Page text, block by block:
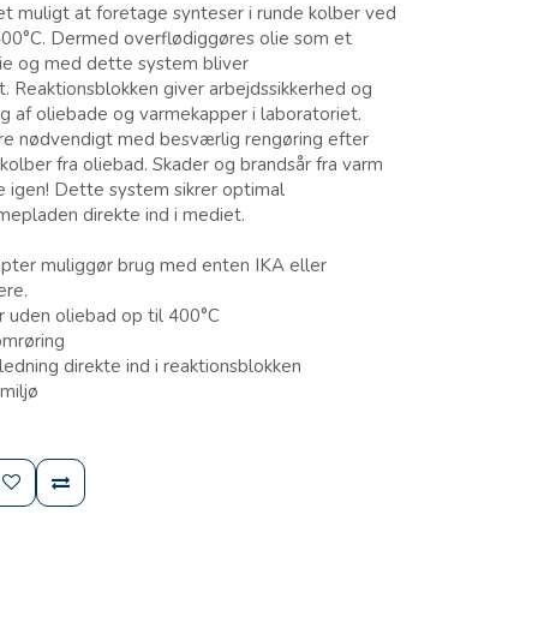
muligt at foretage synteser i runde kolber ved
Dermed overflødiggøres olie som et
og med dette system bliver
Reaktionsblokken giver arbejdssikkerhed og
af oliebade og varmekapper i laboratoriet.
nødvendigt med besværlig rengøring efter
fra oliebad. Skader og brandsår fra varm
igen! Dette system sikrer optimal
direkte ind i mediet.
muliggør brug med enten IKA eller
uden oliebad op til 400°C
direkte ind i reaktionsblokken